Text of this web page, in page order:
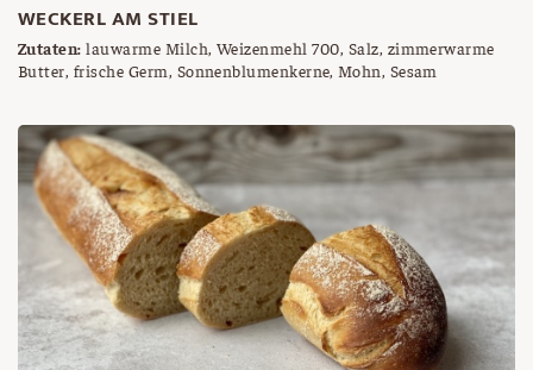
WECKERL AM STIEL
Zutaten: lauwarme Milch, Weizenmehl 700, Salz, zimmerwarme
Butter, frische Germ, Sonnenblumenkerne, Mohn, Sesam